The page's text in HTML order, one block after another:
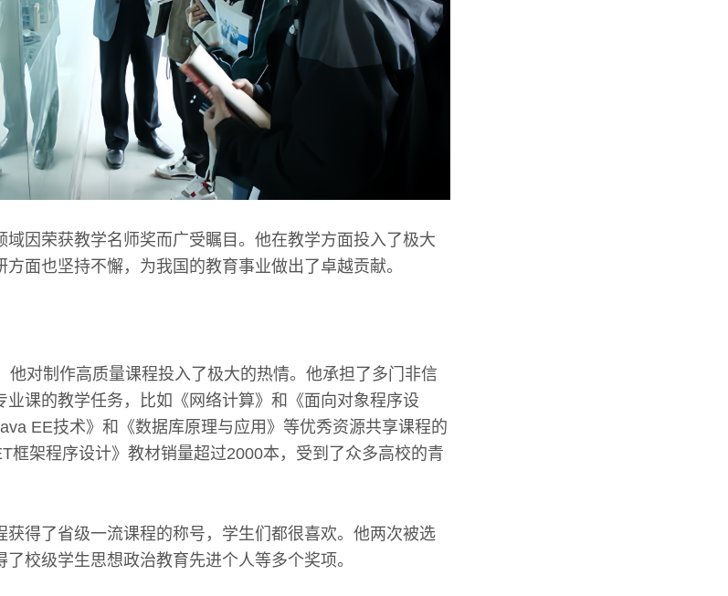
域因荣获教学名师奖而广受瞩目。他在教学方面投入了极大
面也坚持不懈，为我国的教育事业做出了卓越贡献。
他对制作高质量课程投入了极大的热情。他承担了多门非信
业课的教学任务，比如《网络计算》和《面向对象程序设
EE技术》和《数据库原理与应用》等优秀资源共享课程的
框架程序设计》教材销量超过2000本，受到了众多高校的青
得了省级一流课程的称号，学生们都很喜欢。他两次被选
校级学生思想政治教育先进个人等多个奖项。